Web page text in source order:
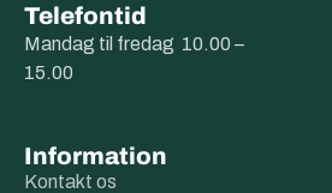
Telefontid
Mandag til fredag 10.00 –
15.00
Information
Kontakt os